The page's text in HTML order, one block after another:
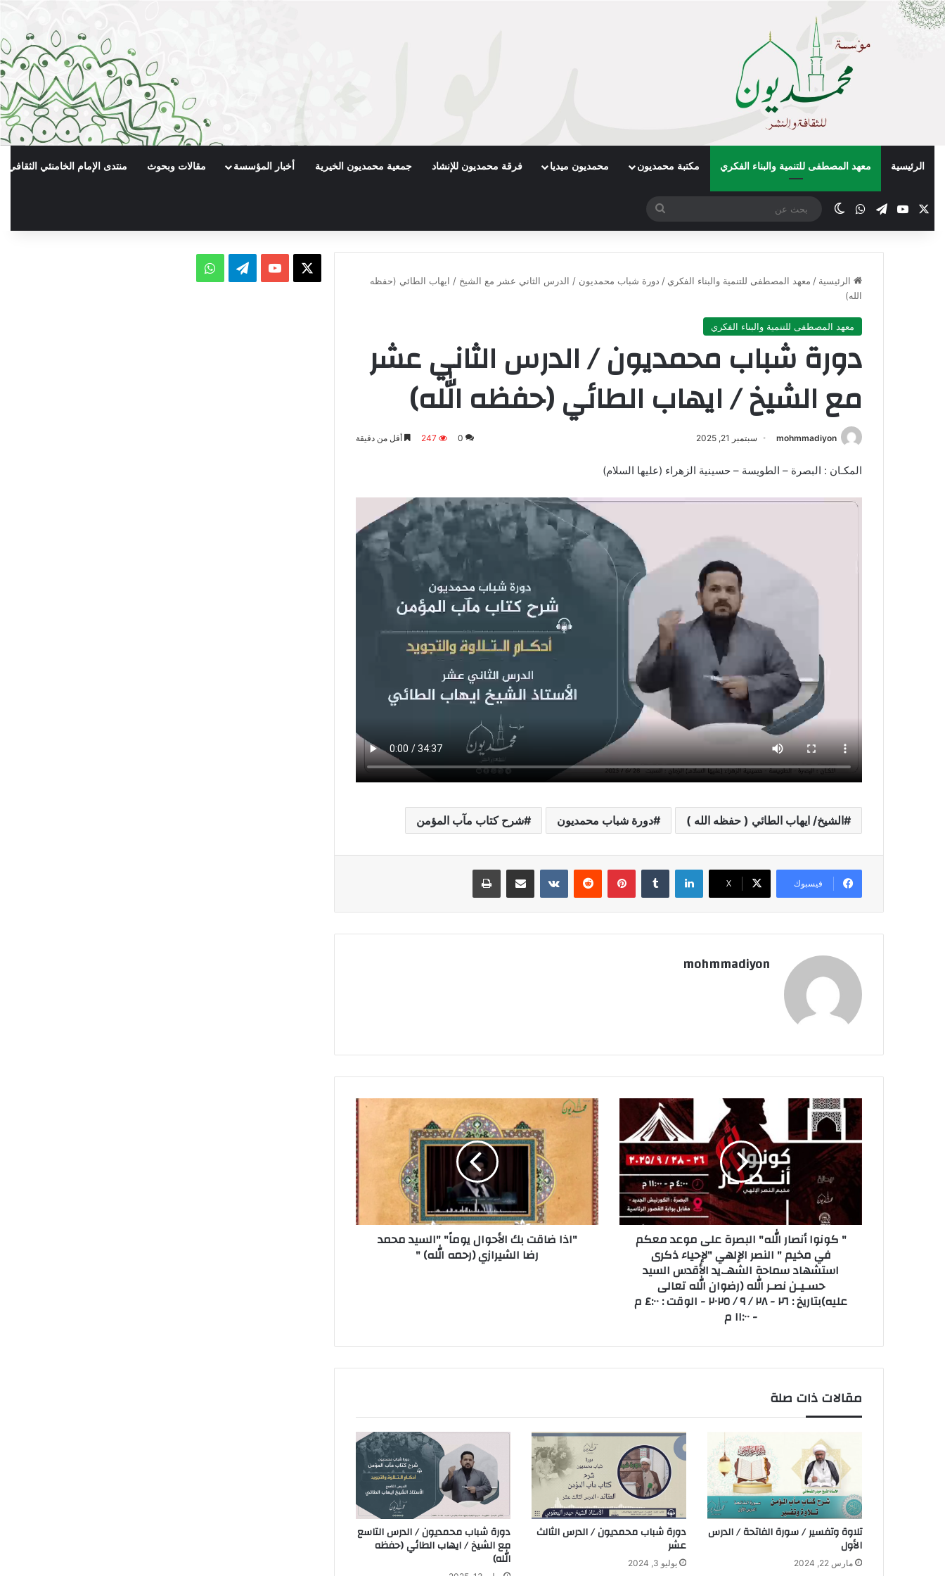
الرئيسية معهد المصطفى للتنمية والبناء الفكري مكتبة محمديون محمديون ميديا فرقة محمديون للإنشاد جمعية محمديون الخيرية أخبار المؤسسة مقالات وبحوث منتدى الإمام الخامنئي الثقافي
يوتيوبتيلقرامواتسابالوضع المظلم
بحث
عن
الرئيسية / معهد المصطفى للتنمية والبناء الفكري / دورة شباب محمديون / الدرس الثاني عشر مع الشيخ / ايهاب الطائي (حفظه
الله)
معهد المصطفى للتنمية والبناء الفكري
دورة شباب محمديون / الدرس الثاني عشر
مع الشيخ / ايهاب الطائي (حفظه الله)
mohmmadiyon سبتمبر 21, 2025 0
247 أقل من دقيقة
المكـان : البصرة – الطويسة – حسينية الزهراء (عليها السلام)
الشيخ/ ايهاب الطائي ( حفظه الله ) دورة شباب محمديون شرح كتاب مآب المؤمن
فيسبوك X
لينكدإن بينتيريست مشاركة عبر البريد طباعة
mohmmadiyon
" كونوا أنصار الله" البصرة على موعد معكم
في مخيم " النصر الإلهي "لإحياء ذكرى
استشهاد سماحة الشهـ.يد الأقدس السيد
حسـيـن نصـر الله (رضوان الله تعالى
عليه)بتاريخ : ٢٦ - ٢٨ / ٩ / ٢٠٢٥ - الوقت : ٤:٠٠ م
- ١١:٠٠ م
"اذا ضاقت بك الأحوال يوماً" "السيد محمد
رضا الشيرازي (رحمه الله) "
مقالات ذات صلة
تلاوة وتفسير / سورة الفاتحة / الدرس
الأول
مارس 22, 2024
دورة شباب محمديون / الدرس الثالث
عشر
يوليو 3, 2024
دورة شباب محمديون / الدرس التاسع
مع الشيخ / ايهاب الطائي (حفظه
الله)
يوتيوبتيلقرامواتساب